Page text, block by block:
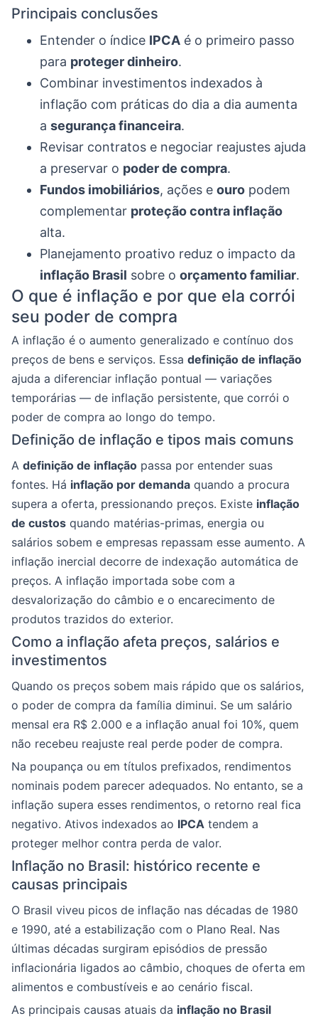
Principais conclusões
Entender o índice IPCA é o primeiro passo
para proteger dinheiro.
Combinar investimentos indexados à
inflação com práticas do dia a dia aumenta
a segurança financeira.
Revisar contratos e negociar reajustes ajuda
a preservar o poder de compra.
Fundos imobiliários, ações e ouro podem
complementar proteção contra inflação
alta.
Planejamento proativo reduz o impacto da
inflação Brasil sobre o orçamento familiar.
O que é inflação e por que ela corrói
seu poder de compra
A inflação é o aumento generalizado e contínuo dos
preços de bens e serviços. Essa definição de inflação
ajuda a diferenciar inflação pontual — variações
temporárias — de inflação persistente, que corrói o
poder de compra ao longo do tempo.
Definição de inflação e tipos mais comuns
A definição de inflação passa por entender suas
fontes. Há inflação por demanda quando a procura
supera a oferta, pressionando preços. Existe inflação
de custos quando matérias-primas, energia ou
salários sobem e empresas repassam esse aumento. A
inflação inercial decorre de indexação automática de
preços. A inflação importada sobe com a
desvalorização do câmbio e o encarecimento de
produtos trazidos do exterior.
Como a inflação afeta preços, salários e
investimentos
Quando os preços sobem mais rápido que os salários,
o poder de compra da família diminui. Se um salário
mensal era R$ 2.000 e a inflação anual foi 10%, quem
não recebeu reajuste real perde poder de compra.
Na poupança ou em títulos prefixados, rendimentos
nominais podem parecer adequados. No entanto, se a
inflação supera esses rendimentos, o retorno real fica
negativo. Ativos indexados ao IPCA tendem a
proteger melhor contra perda de valor.
Inflação no Brasil: histórico recente e
causas principais
O Brasil viveu picos de inflação nas décadas de 1980
e 1990, até a estabilização com o Plano Real. Nas
últimas décadas surgiram episódios de pressão
inflacionária ligados ao câmbio, choques de oferta em
alimentos e combustíveis e ao cenário fiscal.
As principais causas atuais da inflação no Brasil